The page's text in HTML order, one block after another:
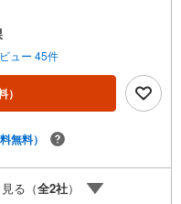
す※バザール会場には、ベビ
ご用意しております。 小
ご来場ください！資料請
気軽にお問合せください！
なったことのない情報を多
ーネット、チラシなどに掲
望をお伝えください！■ご
物件などもご案内をいたし
ュー 45件
）
無料）
る（全2社）